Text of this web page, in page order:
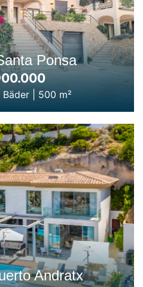
Ponsa
Bäder| 500 m²
Andratx